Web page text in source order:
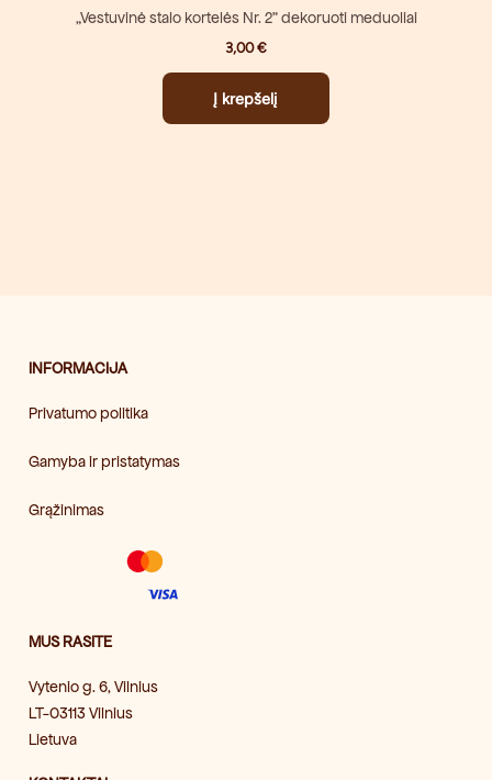
„Vestuvinė stalo kortelės Nr. 2” dekoruoti meduoliai
3,00€
Į krepšelį
INFORMACIJA
Privatumo politika
Gamyba ir pristatymas
Grąžinimas
MUS RASITE
Vytenio g. 6, Vilnius
LT-03113 Vilnius
Lietuva